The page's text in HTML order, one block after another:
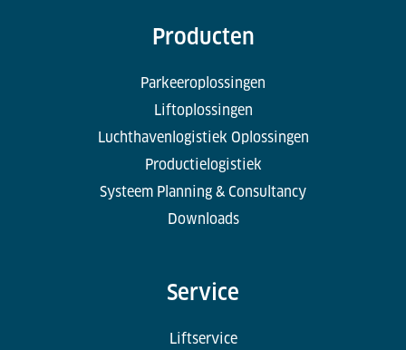
Producten
Parkeeroplossingen
Liftoplossingen
Luchthavenlogistiek Oplossingen
Productielogistiek
Systeem Planning & Consultancy
Downloads
Service
Liftservice